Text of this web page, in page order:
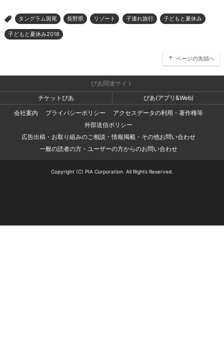
> タングラム斑尾 長野県 リゾート 子連れ旅行 子どもと夏休み
子どもと夏休み2018
ページの先頭へ
ぴあ関連サイト
チケットぴあ
ぴあ(アプリ&Web)
会社案内
プライバシーポリシー
アクセスデータの利用・著作権等
外部送信ポリシー
広告出稿・お取り組みのご相談・情報掲載・その他お問い合わせ
一般の読者の方・ユーザーの方からのお問い合わせ
Copyright (C) PIA Corporation. All Rights Reserved.